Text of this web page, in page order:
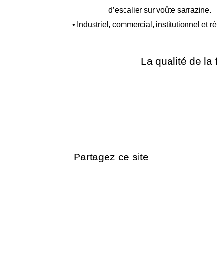
La qualité de la
d’escalier sur voûte sarrazine.
• Industriel, commercial, institutionnel et
Partagez ce site